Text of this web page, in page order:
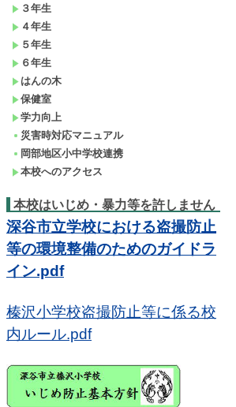
３年生
４年生
５年生
６年生
はんの木
保健室
学力向上
災害時対応マニュアル
岡部地区小中学校連携
本校へのアクセス
本校はいじめ・暴力等を許しません
深谷市立学校における盗撮防止
等の環境整備のためのガイドラ
イン.pdf
榛沢小学校盗撮防止等に係る校
内ルール.pdf